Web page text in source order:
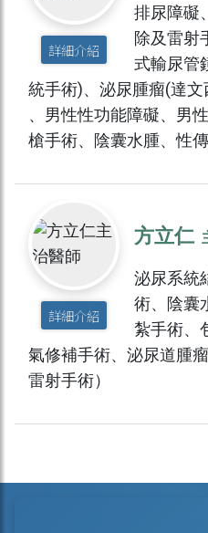
詳細介紹
排尿障礙
除及雷射
式輸尿管
統手術)、泌尿腫瘤(達
、男性性功能障礙、男
槍手術、陰囊水腫、性
詳細介紹
方立仁
泌尿系統
術、陰囊
紮手術、
氣修補手術、泌尿道腫
雷射手術）